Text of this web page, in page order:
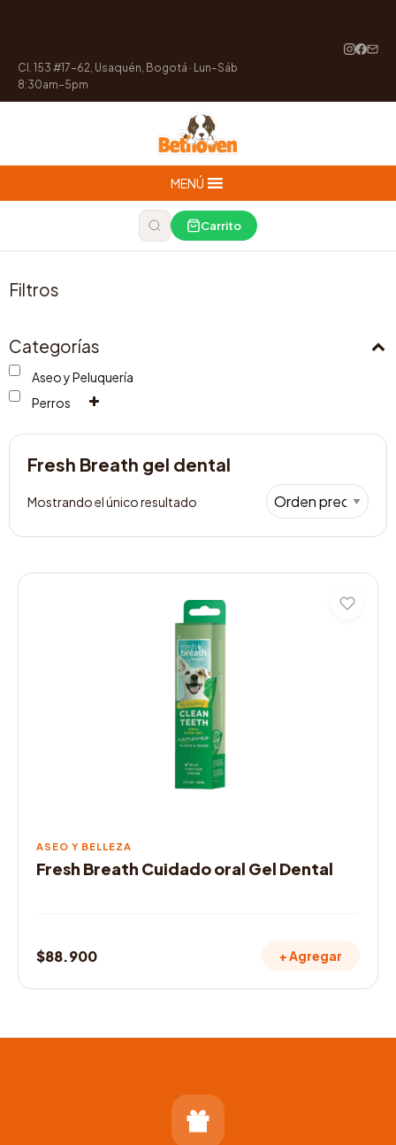
Cl. 153 #17-62, Usaquén, Bogotá · Lun–Sáb
8:30am–5pm
MENÚ
Carrito
Filtros
Categorías
Aseo y Peluquería
Perros
Fresh Breath gel dental
Mostrando el único resultado
ASEO Y BELLEZA
Fresh Breath Cuidado oral Gel Dental
$88.900 + Agregar